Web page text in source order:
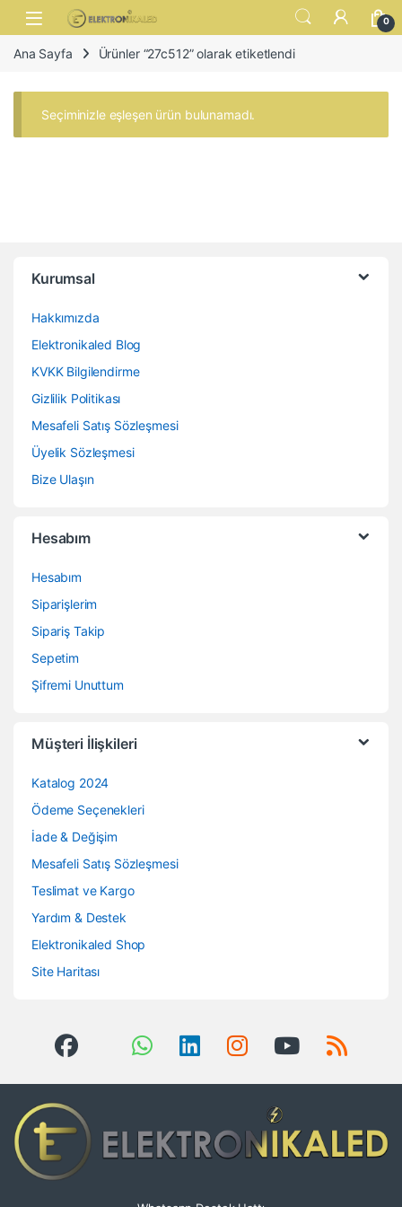
Skip to navigation
Skip to content
Open 0
Ana Sayfa Ürünler “27c512” olarak etiketlendi
Seçiminizle eşleşen ürün bulunamadı.
Kurumsal
Hakkımızda
Elektronikaled Blog
KVKK Bilgilendirme
Gizlilik Politikası
Mesafeli Satış Sözleşmesi
Üyelik Sözleşmesi
Bize Ulaşın
Hesabım
Hesabım
Siparişlerim
Sipariş Takip
Sepetim
Şifremi Unuttum
Müşteri İlişkileri
Katalog 2024
Ödeme Seçenekleri
İade & Değişim
Mesafeli Satış Sözleşmesi
Teslimat ve Kargo
Yardım & Destek
Elektronikaled Shop
Site Haritası